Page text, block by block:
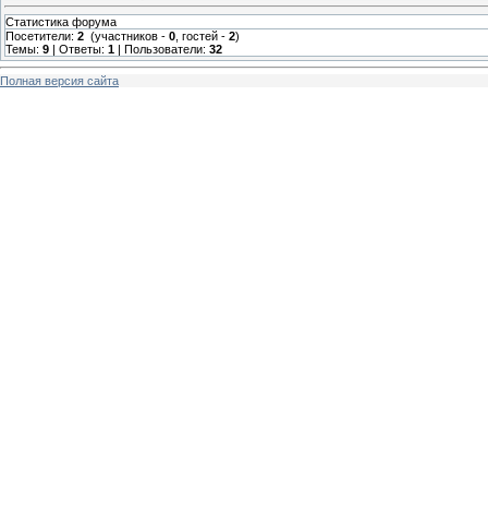
Статистика форума
Посетители: 2 (участников - 0 , гостей - 2)
Темы: 9 | Ответы: 1 | Пользователи: 32
Полная версия сайта